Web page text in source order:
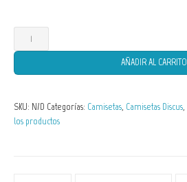
Camisetas
de
Mujer
Symphysodon
1
AÑADIR AL CARRITO
SKU: N/D Categorías: Camisetas, Camisetas Discus,
los productos